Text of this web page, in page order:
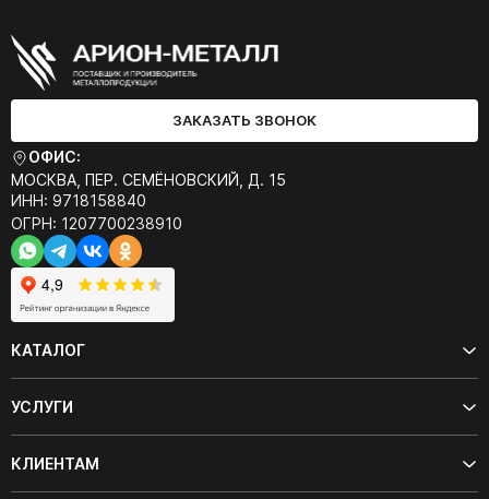
ЗАКАЗАТЬ ЗВОНОК
ОФИС:
МОСКВА, ПЕР. СЕМЁНОВСКИЙ, Д. 15
ИНН: 9718158840
ОГРН: 1207700238910
КАТАЛОГ
УСЛУГИ
КЛИЕНТАМ